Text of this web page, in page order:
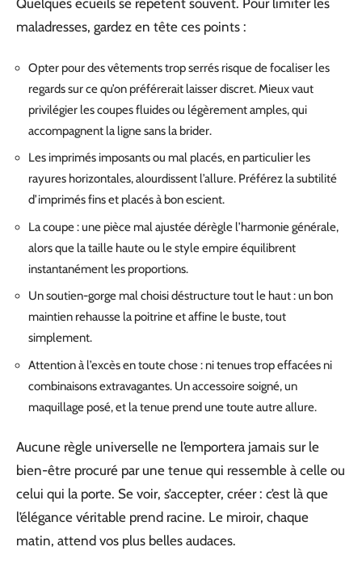
Quelques écueils se répètent souvent. Pour limiter les
maladresses, gardez en tête ces points :
Opter pour des vêtements trop serrés risque de focaliser les
regards sur ce qu’on préférerait laisser discret. Mieux vaut
privilégier les coupes fluides ou légèrement amples, qui
accompagnent la ligne sans la brider.
Les imprimés imposants ou mal placés, en particulier les
rayures horizontales, alourdissent l’allure. Préférez la subtilité
d’imprimés fins et placés à bon escient.
La coupe : une pièce mal ajustée dérègle l’harmonie générale,
alors que la taille haute ou le style empire équilibrent
instantanément les proportions.
Un soutien-gorge mal choisi déstructure tout le haut : un bon
maintien rehausse la poitrine et affine le buste, tout
simplement.
Attention à l’excès en toute chose : ni tenues trop effacées ni
combinaisons extravagantes. Un accessoire soigné, un
maquillage posé, et la tenue prend une toute autre allure.
Aucune règle universelle ne l’emportera jamais sur le
bien-être procuré par une tenue qui ressemble à celle ou
celui qui la porte. Se voir, s’accepter, créer : c’est là que
l’élégance véritable prend racine. Le miroir, chaque
matin, attend vos plus belles audaces.